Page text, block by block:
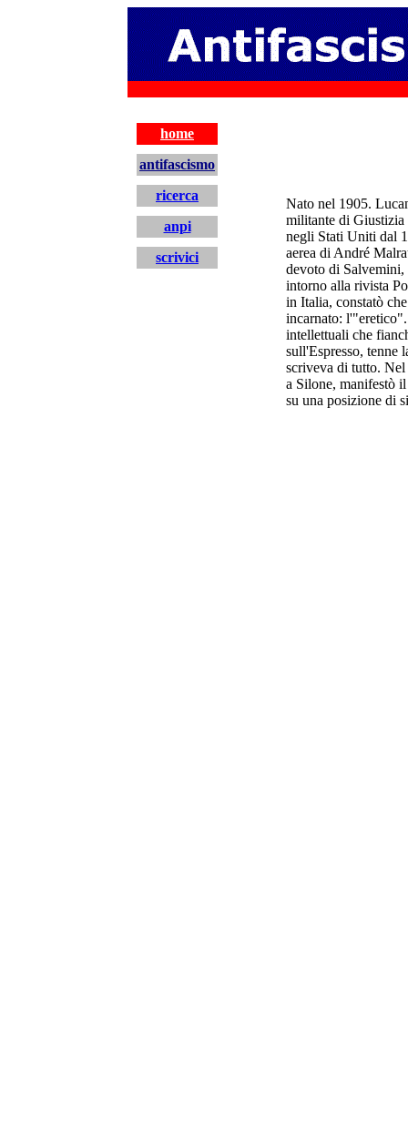
home
Nato nel 1905.
militante di Giustizia
negli Stati Uniti dal
aerea di André
devoto di
intorno alla rivista
in Italia, constatò
incarnato:
intellettuali che
sull'Espresso, tenne
scriveva di tutto. Nel
a Silone, manifestò
su una posizione di
antifascismo
ricerca
anpi
scrivici